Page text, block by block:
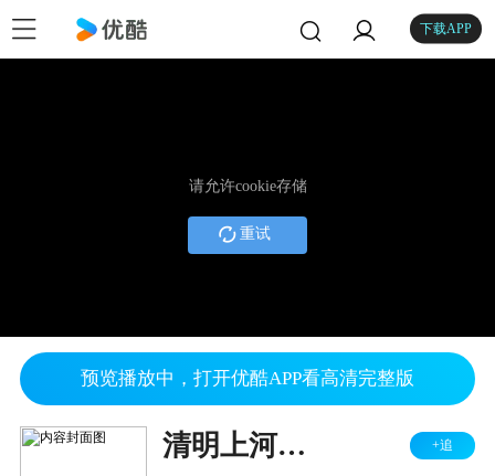
下载APP
请允许cookie存储
重试
预览播放中，打开优酷APP看高清完整版
清明上河图密码 +追